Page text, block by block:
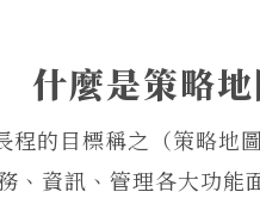
什麼是策略
的目標稱之（策略
、資訊、管理各大功